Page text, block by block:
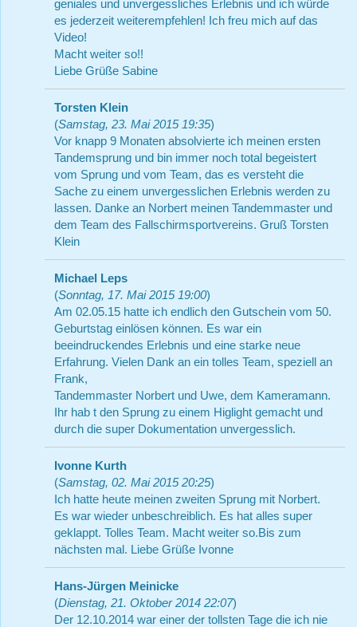
geniales und unvergessliches Erlebnis und ich würde
es jederzeit weiterempfehlen! Ich freu mich auf das
Video!
Macht weiter so!!
Liebe Grüße Sabine
Torsten Klein
(Samstag, 23. Mai 2015 19:35)
Vor knapp 9 Monaten absolvierte ich meinen ersten
Tandemsprung und bin immer noch total begeistert
vom Sprung und vom Team, das es versteht die
Sache zu einem unvergesslichen Erlebnis werden zu
lassen. Danke an Norbert meinen Tandemmaster und
dem Team des Fallschirmsportvereins. Gruß Torsten
Klein
Michael Leps
(Sonntag, 17. Mai 2015 19:00)
Am 02.05.15 hatte ich endlich den Gutschein vom 50.
Geburtstag einlösen können. Es war ein
beeindruckendes Erlebnis und eine starke neue
Erfahrung. Vielen Dank an ein tolles Team, speziell an
Frank,
Tandemmaster Norbert und Uwe, dem Kameramann.
Ihr hab t den Sprung zu einem Higlight gemacht und
durch die super Dokumentation unvergesslich.
Ivonne Kurth
(Samstag, 02. Mai 2015 20:25)
Ich hatte heute meinen zweiten Sprung mit Norbert.
Es war wieder unbeschreiblich. Es hat alles super
geklappt. Tolles Team. Macht weiter so.Bis zum
nächsten mal. Liebe Grüße Ivonne
Hans-Jürgen Meinicke
(Dienstag, 21. Oktober 2014 22:07)
Der 12.10.2014 war einer der tollsten Tage die ich nie